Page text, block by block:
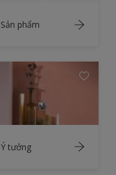
Sản phẩm
Ý tưởng